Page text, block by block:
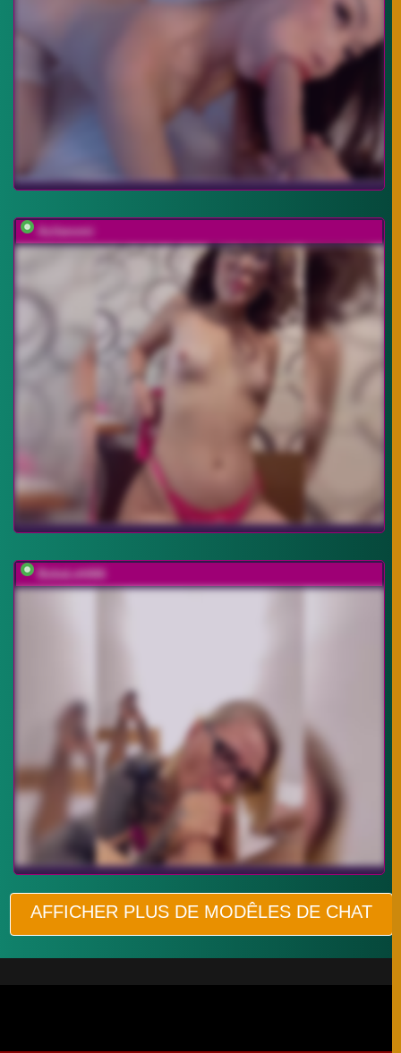
Azilanomi
BubaLeh666
AFFICHER PLUS DE MODÊLES DE CHAT